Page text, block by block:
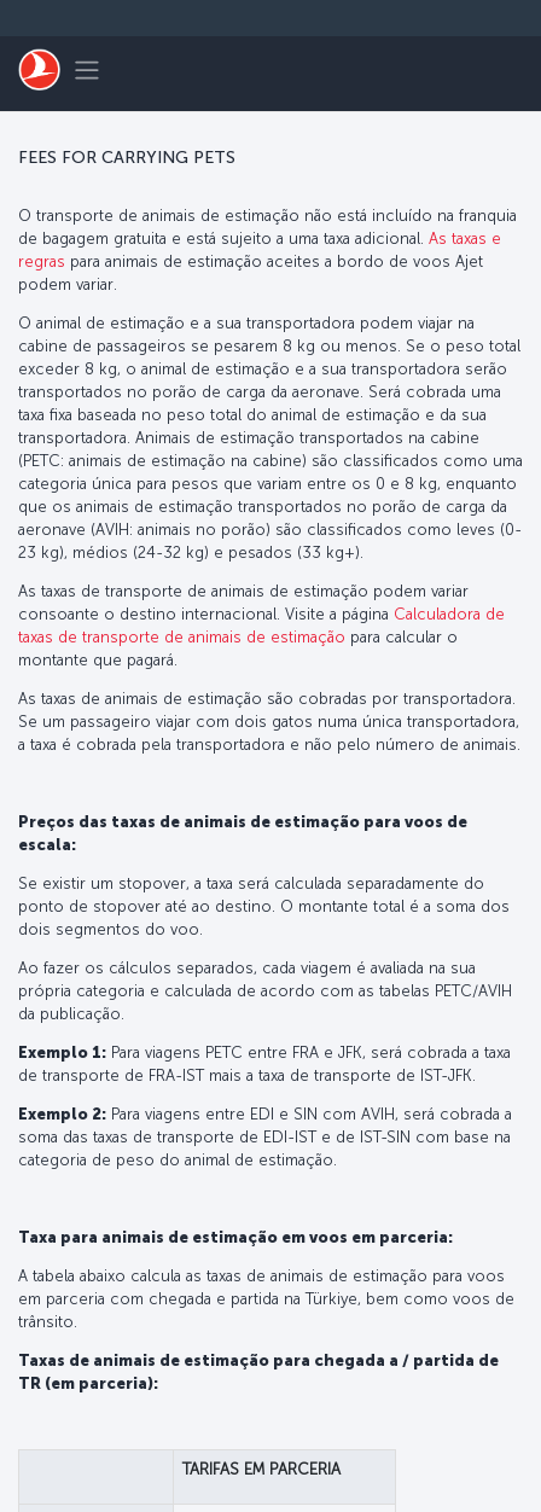
Toggle navigation
FEES FOR CARRYING PETS
O transporte de animais de estimação não está incluído na franquia
de bagagem gratuita e está sujeito a uma taxa adicional. As taxas e
regras para animais de estimação aceites a bordo de voos Ajet
podem variar.
O animal de estimação e a sua transportadora podem viajar na
cabine de passageiros se pesarem 8 kg ou menos. Se o peso total
exceder 8 kg, o animal de estimação e a sua transportadora serão
transportados no porão de carga da aeronave. Será cobrada uma
taxa fixa baseada no peso total do animal de estimação e da sua
transportadora. Animais de estimação transportados na cabine
(PETC: animais de estimação na cabine) são classificados como uma
categoria única para pesos que variam entre os 0 e 8 kg, enquanto
que os animais de estimação transportados no porão de carga da
aeronave (AVIH: animais no porão) são classificados como leves (0-
23 kg), médios (24-32 kg) e pesados (33 kg+).
As taxas de transporte de animais de estimação podem variar
consoante o destino internacional. Visite a página Calculadora de
taxas de transporte de animais de estimação para calcular o
montante que pagará.
As taxas de animais de estimação são cobradas por transportadora.
Se um passageiro viajar com dois gatos numa única transportadora,
a taxa é cobrada pela transportadora e não pelo número de animais.
Preços das taxas de animais de estimação para voos de
escala:
Se existir um stopover, a taxa será calculada separadamente do
ponto de stopover até ao destino. O montante total é a soma dos
dois segmentos do voo.
Ao fazer os cálculos separados, cada viagem é avaliada na sua
própria categoria e calculada de acordo com as tabelas PETC/AVIH
da publicação.
Exemplo 1: Para viagens PETC entre FRA e JFK, será cobrada a taxa
de transporte de FRA-IST mais a taxa de transporte de IST-JFK.
Exemplo 2: Para viagens entre EDI e SIN com AVIH, será cobrada a
soma das taxas de transporte de EDI-IST e de IST-SIN com base na
categoria de peso do animal de estimação.
Taxa para animais de estimação em voos em parceria:
A tabela abaixo calcula as taxas de animais de estimação para voos
em parceria com chegada e partida na Türkiye, bem como voos de
trânsito.
Taxas de animais de estimação para chegada a / partida de
TR (em parceria):
TARIFAS EM PARCERIA